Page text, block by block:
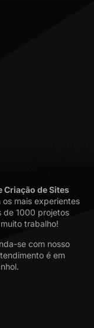
Criação de Sites
mais experientes
de 1000 projetos
trabalho!
se com nosso
é em